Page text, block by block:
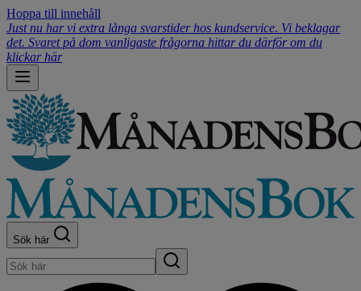
Hoppa till innehåll
Just nu har vi extra långa svarstider hos kundservice. Vi beklagar
det. Svaret på dom vanligaste frågorna hittar du därför om du
klickar här
Sök här